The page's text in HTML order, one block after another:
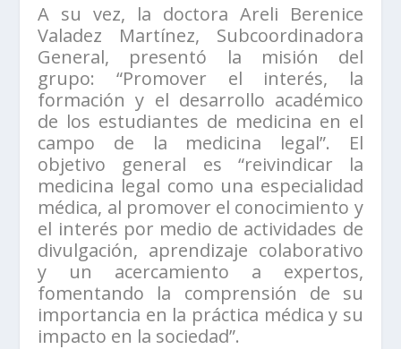
A su vez, la doctora Areli Berenice
Valadez Martínez, Subcoordinadora
General, presentó la misión del
grupo: “Promover el interés, la
formación y el desarrollo académico
de los estudiantes de medicina en el
campo de la medicina legal”. El
objetivo general es “reivindicar la
medicina legal como una especialidad
médica, al promover el conocimiento y
el interés por medio de actividades de
divulgación, aprendizaje colaborativo
y un acercamiento a expertos,
fomentando la comprensión de su
importancia en la práctica médica y su
impacto en la sociedad”.